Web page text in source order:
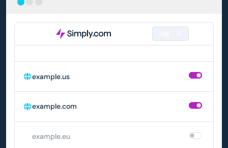
example.us
example.com
example.eu